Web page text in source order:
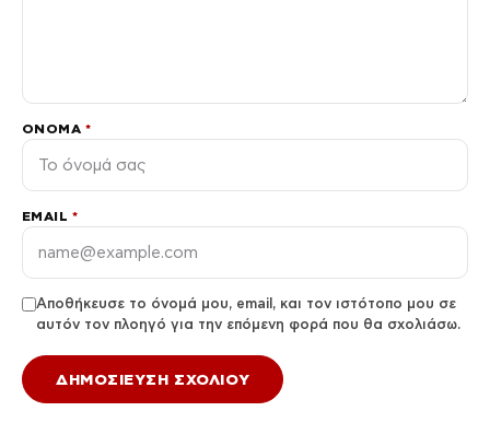
ΌΝΟΜΑ *
EMAIL *
Αποθήκευσε το όνομά μου, email, και τον ιστότοπο μου σε
αυτόν τον πλοηγό για την επόμενη φορά που θα σχολιάσω.